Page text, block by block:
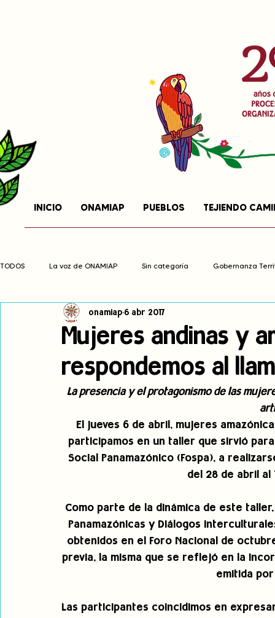
INICIO ONAMIAP PUEBLOS TEJIENDO
TODOS La voz de ONAMIAP Sin categoría Gobernanza
Cambio climático Navegador indígena
Pronunciamientos Observatorio de consulta previa
Mujeres andinas y
respondemos al
onamiap 6 abr 2017
La presencia y el protagonismo de las
El jueves 6 de abril, mujeres
participamos en un taller que sirvió
Social Panamazónico (Fospa), a
del 28 de abril al
Como parte de la dinámica de este
Panamazónicas y Diálogos
obtenidos en el Foro Nacional de
previa, la misma que se reflejó en la
emitida
Las participantes coincidimos en